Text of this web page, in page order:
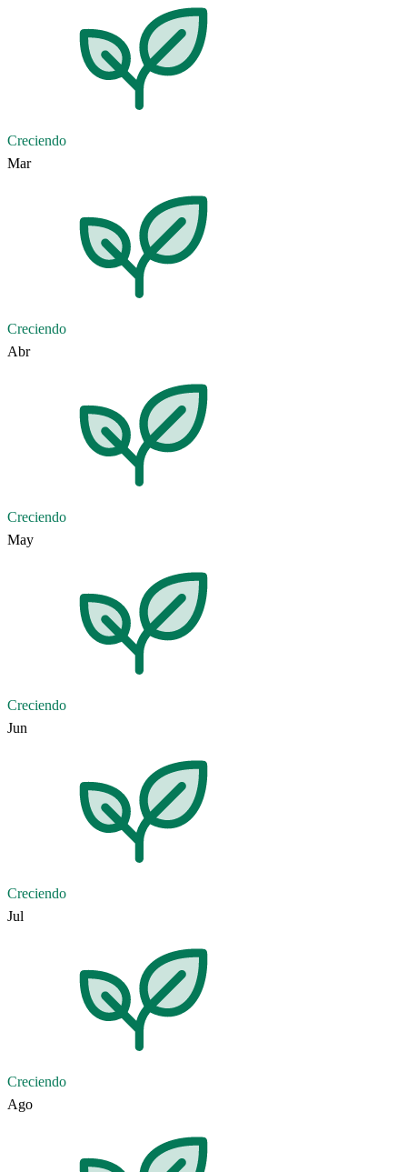
Creciendo
Mar
Creciendo
Abr
Creciendo
May
Creciendo
Jun
Creciendo
Jul
Creciendo
Ago